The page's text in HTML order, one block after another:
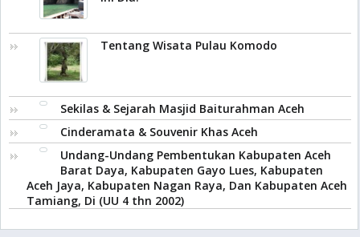
Tentang Wisata Pulau Komodo
Sekilas & Sejarah Masjid Baiturahman Aceh
Cinderamata & Souvenir Khas Aceh
Undang-Undang Pembentukan Kabupaten Aceh
Barat Daya, Kabupaten Gayo Lues, Kabupaten
Aceh Jaya, Kabupaten Nagan Raya, Dan Kabupaten Aceh
Tamiang, Di (UU 4 thn 2002)